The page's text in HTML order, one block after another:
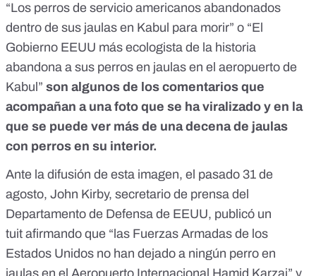
“Los perros de servicio americanos abandonados
dentro de sus jaulas en Kabul para morir” o “El
Gobierno EEUU más ecologista de la historia
abandona a sus perros en jaulas en el aeropuerto de
Kabul” son algunos de los comentarios que
acompañan a una foto que se ha viralizado y en la
que se puede ver más de una decena de jaulas
con perros en su interior.
Ante la difusión de esta imagen, el pasado 31 de
agosto, John Kirby, secretario de prensa del
Departamento de Defensa de EEUU, publicó un
tuit afirmando que “las Fuerzas Armadas de los
Estados Unidos no han dejado a ningún perro en